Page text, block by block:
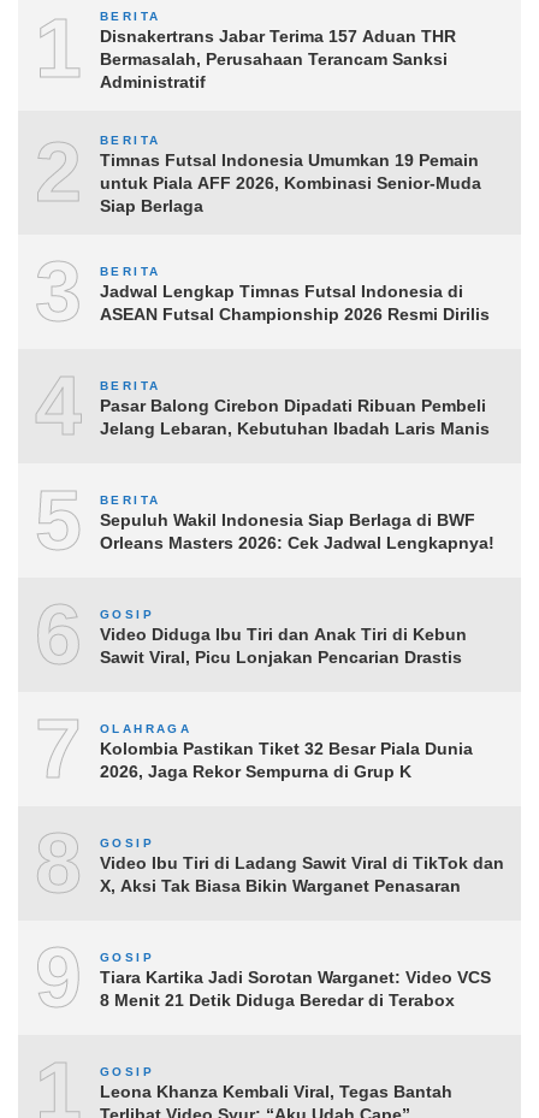
1 BERITA
Disnakertrans Jabar Terima 157 Aduan THR
Bermasalah, Perusahaan Terancam Sanksi
Administratif
2 BERITA
Timnas Futsal Indonesia Umumkan 19 Pemain
untuk Piala AFF 2026, Kombinasi Senior-Muda
Siap Berlaga
3 BERITA
Jadwal Lengkap Timnas Futsal Indonesia di
ASEAN Futsal Championship 2026 Resmi Dirilis
4 BERITA
Pasar Balong Cirebon Dipadati Ribuan Pembeli
Jelang Lebaran, Kebutuhan Ibadah Laris Manis
5 BERITA
Sepuluh Wakil Indonesia Siap Berlaga di BWF
Orleans Masters 2026: Cek Jadwal Lengkapnya!
6 GOSIP
Video Diduga Ibu Tiri dan Anak Tiri di Kebun
Sawit Viral, Picu Lonjakan Pencarian Drastis
7 OLAHRAGA
Kolombia Pastikan Tiket 32 Besar Piala Dunia
2026, Jaga Rekor Sempurna di Grup K
8 GOSIP
Video Ibu Tiri di Ladang Sawit Viral di TikTok dan
X, Aksi Tak Biasa Bikin Warganet Penasaran
9 GOSIP
Tiara Kartika Jadi Sorotan Warganet: Video VCS
8 Menit 21 Detik Diduga Beredar di Terabox
10
GOSIP
Leona Khanza Kembali Viral, Tegas Bantah
Terlibat Video Syur: “Aku Udah Cape”